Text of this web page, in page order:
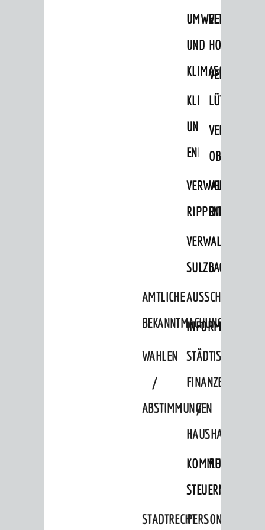
UMWELT-
UND
KLIMASCHUTZ
KLIMASCHUTZ
UND
RIPPENWEIER
SULZBACH
AMTLICHE
BEKANNTMACHUNGEN
WAHLEN
/
ABSTIMMUNGEN
STÄDTISCHE
FINANZEN
/
HAUSHALT
KOMMUNALE
STEUERN
STADTRECHTPERSONALRAT